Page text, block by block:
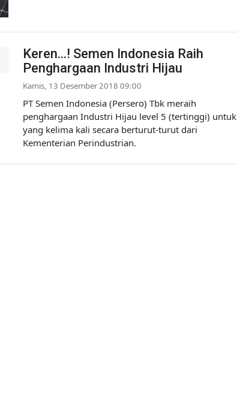
Keren...! Semen Indonesia Raih
Penghargaan Industri Hijau
Kamis, 13 Desember 2018 09:00
PT Semen Indonesia (Persero) Tbk meraih
penghargaan Industri Hijau level 5 (tertinggi) untuk
yang kelima kali secara berturut-turut dari
Kementerian Perindustrian.